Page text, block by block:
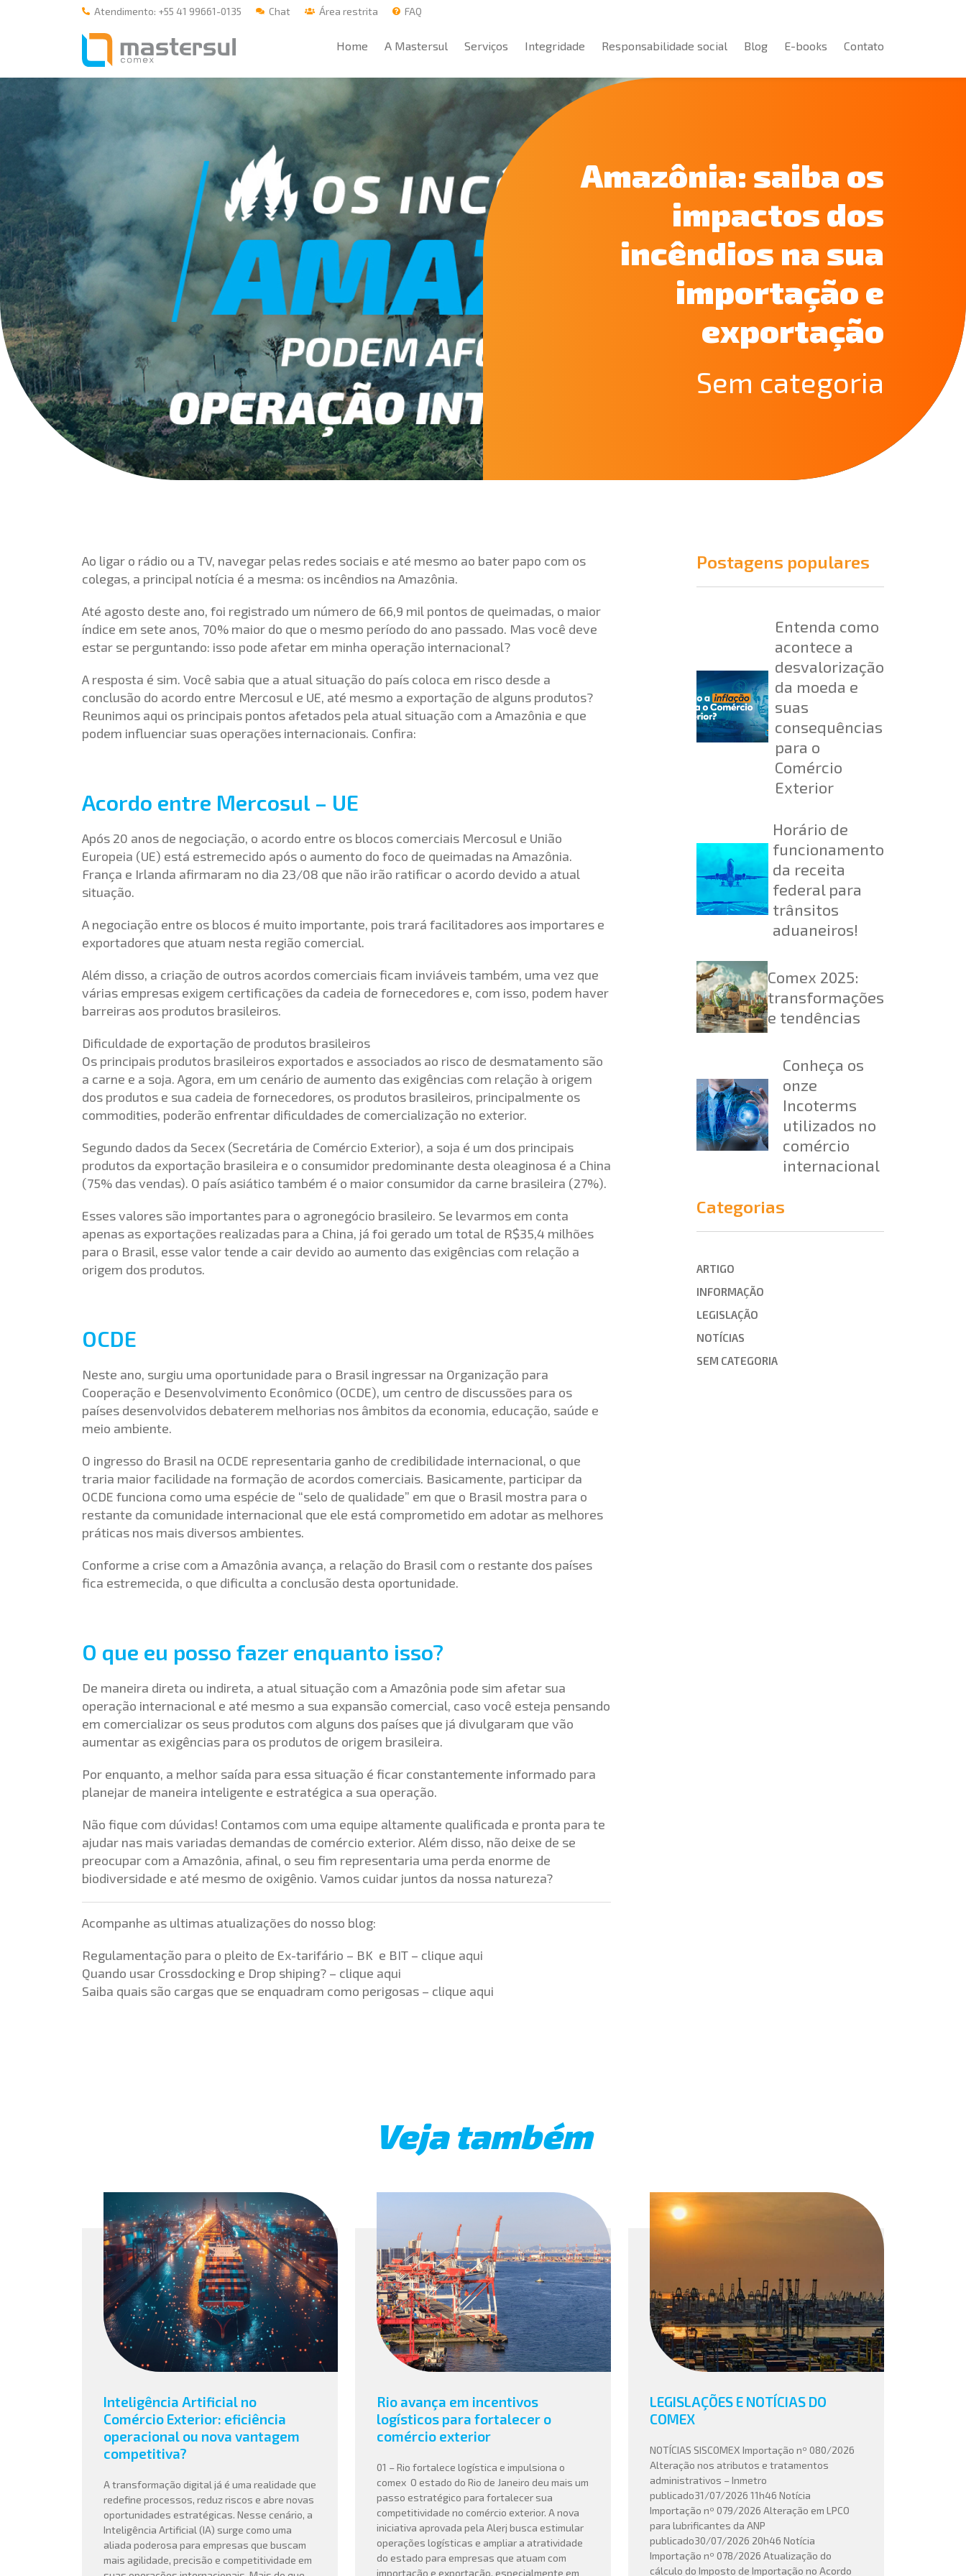
Atendimento: +55 41 99661-0135 Chat Área restrita FAQ
Home A Mastersul Serviços Integridade Responsabilidade social Blog E-books Contato
Home
A Mastersul
Serviços
Integridade
Responsabilidade social
Blog
E-books
Contato
Amazônia: saiba os
impactos dos
incêndios na sua
importação e
exportação
Sem categoria
Ao ligar o rádio ou a TV, navegar pelas redes sociais e até mesmo ao bater papo com os
colegas, a principal notícia é a mesma: os incêndios na Amazônia.
Até agosto deste ano, foi registrado um número de 66,9 mil pontos de queimadas, o maior
índice em sete anos, 70% maior do que o mesmo período do ano passado. Mas você deve
estar se perguntando: isso pode afetar em minha operação internacional?
A resposta é sim. Você sabia que a atual situação do país coloca em risco desde a
conclusão do acordo entre Mercosul e UE, até mesmo a exportação de alguns produtos?
Reunimos aqui os principais pontos afetados pela atual situação com a Amazônia e que
podem influenciar suas operações internacionais. Confira:
Acordo entre Mercosul – UE
Após 20 anos de negociação, o acordo entre os blocos comerciais Mercosul e União
Europeia (UE) está estremecido após o aumento do foco de queimadas na Amazônia.
França e Irlanda afirmaram no dia 23/08 que não irão ratificar o acordo devido a atual
situação.
A negociação entre os blocos é muito importante, pois trará facilitadores aos importares e
exportadores que atuam nesta região comercial.
Além disso, a criação de outros acordos comerciais ficam inviáveis também, uma vez que
várias empresas exigem certificações da cadeia de fornecedores e, com isso, podem haver
barreiras aos produtos brasileiros.
Dificuldade de exportação de produtos brasileiros
Os principais produtos brasileiros exportados e associados ao risco de desmatamento são
a carne e a soja. Agora, em um cenário de aumento das exigências com relação à origem
dos produtos e sua cadeia de fornecedores, os produtos brasileiros, principalmente os
commodities, poderão enfrentar dificuldades de comercialização no exterior.
Segundo dados da Secex (Secretária de Comércio Exterior), a soja é um dos principais
produtos da exportação brasileira e o consumidor predominante desta oleaginosa é a China
(75% das vendas). O país asiático também é o maior consumidor da carne brasileira (27%).
Esses valores são importantes para o agronegócio brasileiro. Se levarmos em conta
apenas as exportações realizadas para a China, já foi gerado um total de R$35,4 milhões
para o Brasil, esse valor tende a cair devido ao aumento das exigências com relação a
origem dos produtos.
OCDE
Neste ano, surgiu uma oportunidade para o Brasil ingressar na Organização para
Cooperação e Desenvolvimento Econômico (OCDE), um centro de discussões para os
países desenvolvidos debaterem melhorias nos âmbitos da economia, educação, saúde e
meio ambiente.
O ingresso do Brasil na OCDE representaria ganho de credibilidade internacional, o que
traria maior facilidade na formação de acordos comerciais. Basicamente, participar da
OCDE funciona como uma espécie de “selo de qualidade” em que o Brasil mostra para o
restante da comunidade internacional que ele está comprometido em adotar as melhores
práticas nos mais diversos ambientes.
Conforme a crise com a Amazônia avança, a relação do Brasil com o restante dos países
fica estremecida, o que dificulta a conclusão desta oportunidade.
O que eu posso fazer enquanto isso?
De maneira direta ou indireta, a atual situação com a Amazônia pode sim afetar sua
operação internacional e até mesmo a sua expansão comercial, caso você esteja pensando
em comercializar os seus produtos com alguns dos países que já divulgaram que vão
aumentar as exigências para os produtos de origem brasileira.
Por enquanto, a melhor saída para essa situação é ficar constantemente informado para
planejar de maneira inteligente e estratégica a sua operação.
Não fique com dúvidas! Contamos com uma equipe altamente qualificada e pronta para te
ajudar nas mais variadas demandas de comércio exterior. Além disso, não deixe de se
preocupar com a Amazônia, afinal, o seu fim representaria uma perda enorme de
biodiversidade e até mesmo de oxigênio. Vamos cuidar juntos da nossa natureza?
Acompanhe as ultimas atualizações do nosso blog:
Regulamentação para o pleito de Ex-tarifário – BK e BIT – clique aqui
Quando usar Crossdocking e Drop shiping? – clique aqui
Saiba quais são cargas que se enquadram como perigosas – clique aqui
Postagens populares
Entenda como
acontece a
desvalorização
da moeda e
suas
consequências
para o
Comércio
Exterior
Horário de
funcionamento
da receita
federal para
trânsitos
aduaneiros!
Comex 2025:
transformações
e tendências
Conheça os
onze
Incoterms
utilizados no
comércio
internacional
Categorias
ARTIGO
INFORMAÇÃO
LEGISLAÇÃO
NOTÍCIAS
SEM CATEGORIA
Veja também
Inteligência Artificial no
Comércio Exterior: eficiência
operacional ou nova vantagem
competitiva?
A transformação digital já é uma realidade que
redefine processos, reduz riscos e abre novas
oportunidades estratégicas. Nesse cenário, a
Inteligência Artificial (IA) surge como uma
aliada poderosa para empresas que buscam
mais agilidade, precisão e competitividade em
Rio avança em incentivos
logísticos para fortalecer o
comércio exterior
01 – Rio fortalece logística e impulsiona o
comex O estado do Rio de Janeiro deu mais um
passo estratégico para fortalecer sua
competitividade no comércio exterior. A nova
iniciativa aprovada pela Alerj busca estimular
operações logísticas e ampliar a atratividade
do estado para empresas que atuam com
importação e exportação, especialmente em
LEGISLAÇÕES E NOTÍCIAS DO
COMEX
NOTÍCIAS SISCOMEX Importação nº 080/2026
Alteração nos atributos e tratamentos
administrativos – Inmetro
publicado31/07/2026 11h46 Notícia
Importação nº 079/2026 Alteração em LPCO
para lubrificantes da ANP
publicado30/07/2026 20h46 Notícia
Importação nº 078/2026 Atualização do
cálculo do Imposto de Importação no Acordo